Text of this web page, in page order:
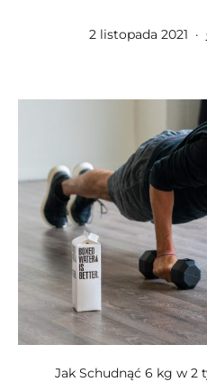
Opublikowano
2 listopada 2021
Jak Schudnąć 6 kg w 2